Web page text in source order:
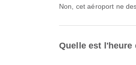
Non, cet aéroport ne
Quelle est l'heure